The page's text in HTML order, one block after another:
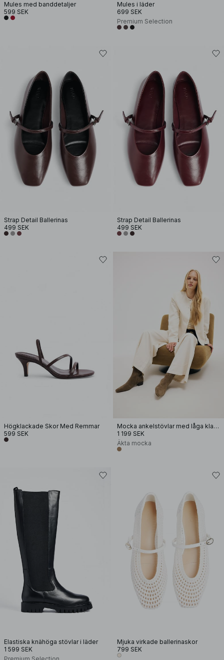
Mules med banddetaljer
599 SEK
Mules i läder
699 SEK
Premium Selection
Strap Detail Ballerinas
499 SEK
Strap Detail Ballerinas
499 SEK
Högklackade Skor Med Remmar
599 SEK
Mocka ankelstövlar med låga klackar
1 199 SEK
Äkta mocka
Elastiska knähöga stövlar i läder
1 599 SEK
Mjuka virkade ballerinaskor
799 SEK